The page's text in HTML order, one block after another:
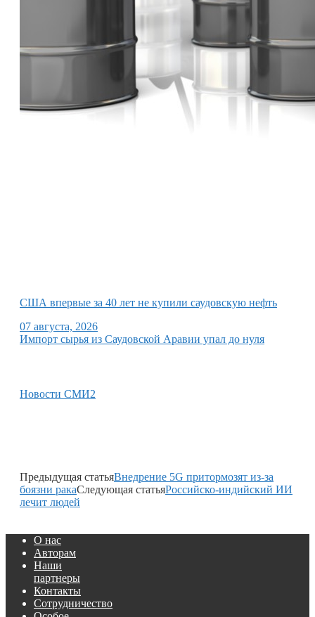
США впервые за 40 лет не купили саудовскую нефть
07 августа, 2026
Импорт сырья из Саудовской Аравии упал до нуля
Новости СМИ2
Предыдущая статьяВнедрение 5G притормозят из-за
боязни ракаСледующая статьяРоссийско-индийский ИИ
лечит людей
О нас
Авторам
Наши
партнеры
Контакты
Сотрудничество